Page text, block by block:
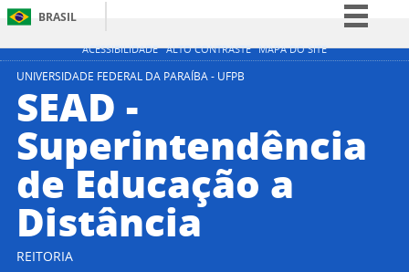
ACESSIBILIDADE ALTO CONTRASTE MAPA DO SITE
BRASIL
Simplifique!
Acesso à informação
Legislação
Canais
UNIVERSIDADE FEDERAL DA PARAÍBA - UFPB
SEAD -
Superintendência
de Educação a
Distância
REITORIA